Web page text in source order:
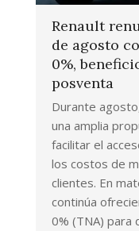
Renault
de agosto
0%,
posventa
Durante
una amplia
facilitar el
los costos de
clientes. En
continúa
0% (TNA) para